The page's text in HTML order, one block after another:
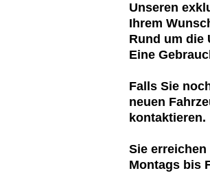
Unseren
Ihrem
Rund um die
Eine
Falls Sie
neuen
kontaktieren.
Sie
Montags bis